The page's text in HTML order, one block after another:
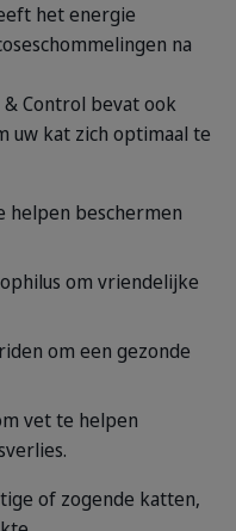
het energie
na
& Control bevat ook
uw kat zich optimaal te
helpen beschermen
om vriendelijke
om een gezonde
vet te helpen
of zogende katten,